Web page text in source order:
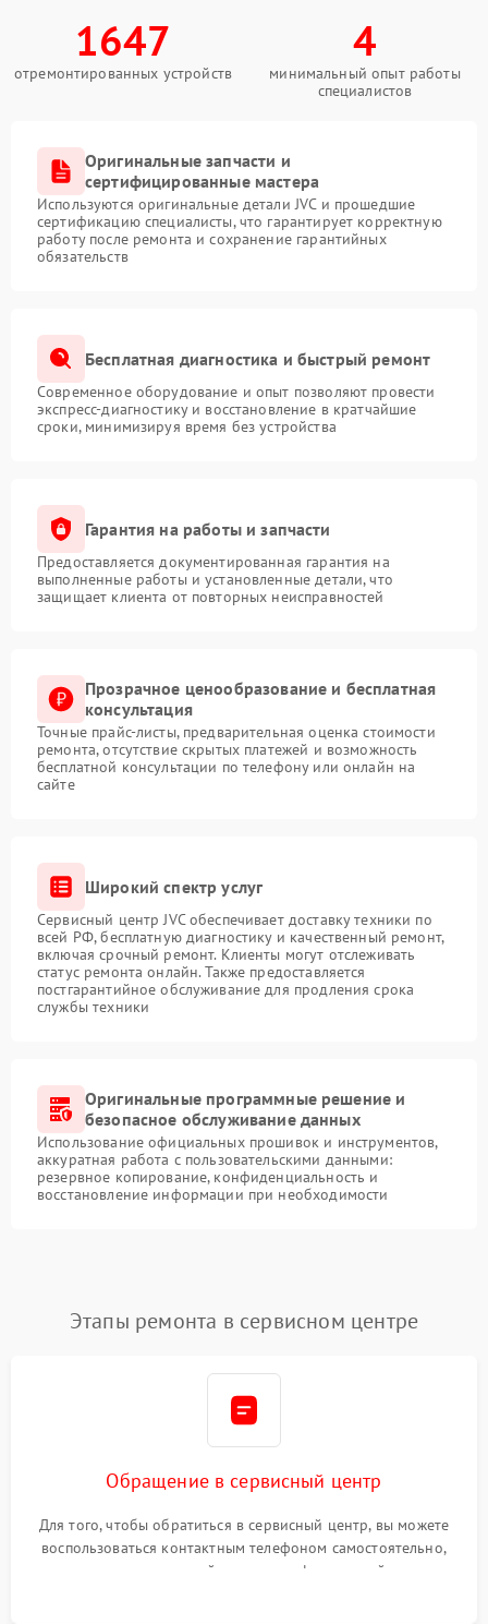
1647
отремонтированных устройств
4
минимальный опыт работы
специалистов
Оригинальные запчасти и
сертифицированные мастера
Используются оригинальные детали JVC и прошедшие
сертификацию специалисты, что гарантирует корректную
работу после ремонта и сохранение гарантийных
обязательств
Бесплатная диагностика и быстрый ремонт
Современное оборудование и опыт позволяют провести
экспресс-диагностику и восстановление в кратчайшие
сроки, минимизируя время без устройства
Гарантия на работы и запчасти
Предоставляется документированная гарантия на
выполненные работы и установленные детали, что
защищает клиента от повторных неисправностей
Прозрачное ценообразование и бесплатная
консультация
Точные прайс-листы, предварительная оценка стоимости
ремонта, отсутствие скрытых платежей и возможность
бесплатной консультации по телефону или онлайн на
сайте
Широкий спектр услуг
Сервисный центр JVC обеспечивает доставку техники по
всей РФ, бесплатную диагностику и качественный ремонт,
включая срочный ремонт. Клиенты могут отслеживать
статус ремонта онлайн. Также предоставляется
постгарантийное обслуживание для продления срока
службы техники
Оригинальные программные решение и
безопасное обслуживание данных
Использование официальных прошивок и инструментов,
аккуратная работа с пользовательскими данными:
резервное копирование, конфиденциальность и
восстановление информации при необходимости
Этапы ремонта в сервисном центре
Обращение в сервисный центр
Для того, чтобы обратиться в сервисный центр, вы можете
воспользоваться контактным телефоном самостоятельно,
или оставить свой номер телефона на сайте